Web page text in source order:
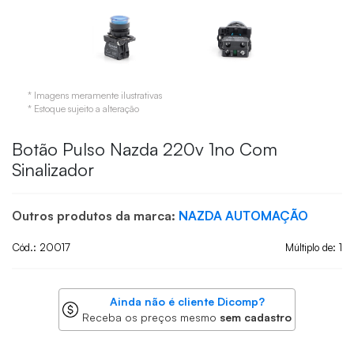
* Imagens meramente ilustrativas
* Estoque sujeito a alteração
Botão Pulso Nazda 220v 1no Com
Sinalizador
Outros produtos da marca: NAZDA AUTOMAÇÃO
Cód.: 20017 Múltiplo de: 1
Ainda não é cliente Dicomp?
Receba os preços mesmo sem cadastro